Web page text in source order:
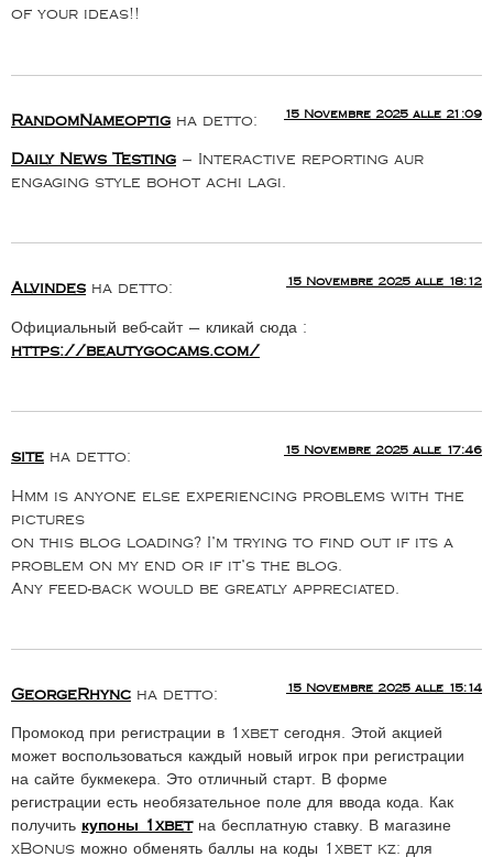
of your ideas!!
RandomNameoptig ha detto: 15 Novembre 2025 alle 21:09
Daily News Testing – Interactive reporting aur
engaging style bohot achi lagi.
Alvindes ha detto: 15 Novembre 2025 alle 18:12
Официальный веб-сайт — кликай сюда :
https://beautygocams.com/
site ha detto: 15 Novembre 2025 alle 17:46
Hmm is anyone else experiencing problems with the
pictures
on this blog loading? I’m trying to find out if its a
problem on my end or if it’s the blog.
Any feed-back would be greatly appreciated.
GeorgeRhync ha detto: 15 Novembre 2025 alle 15:14
Промокод при регистрации в 1xbet сегодня. Этой акцией
может воспользоваться каждый новый игрок при регистрации
на сайте букмекера. Это отличный старт. В форме
регистрации есть необязательное поле для ввода кода. Как
получить купоны 1xbetна бесплатную ставку. В магазине
xBonus можно обменять баллы на коды 1xbet kz: для